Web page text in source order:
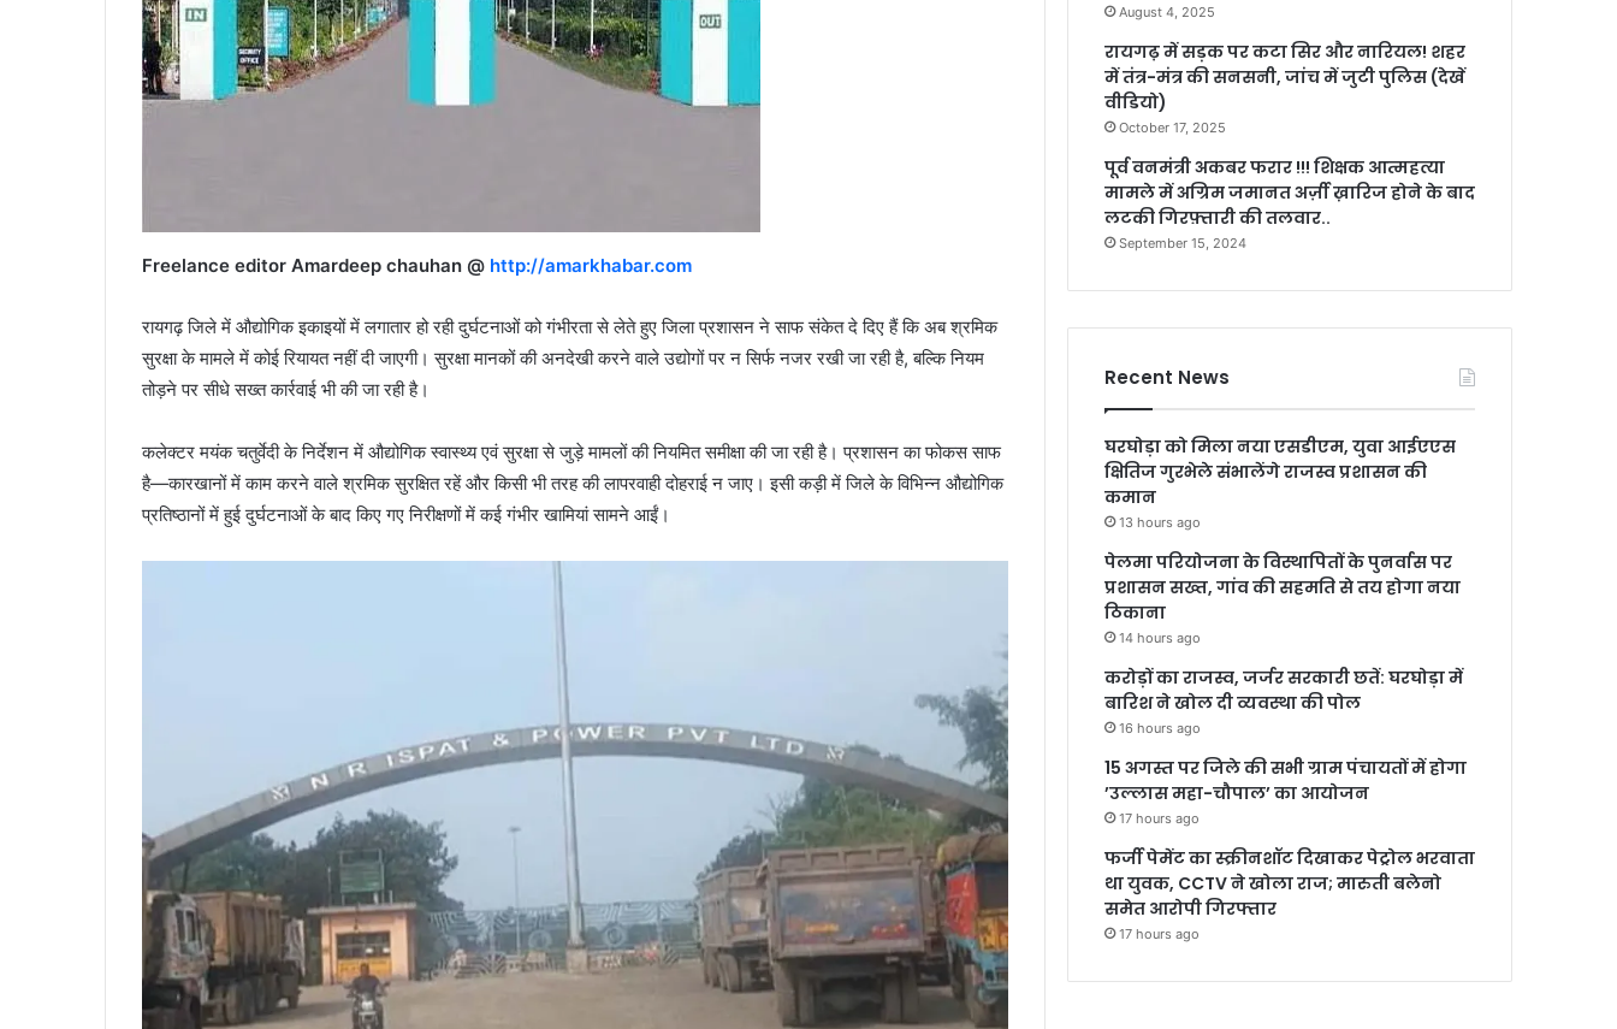
Freelance editor Amardeep chauhan @ http://amarkhabar.com
रायगढ़ जिले में औद्योगिक इकाइयों में लगातार हो रही दुर्घटनाओं को गंभीरता से लेते हुए जिला प्रशासन ने साफ संकेत दे दिए हैं कि अब श्रमिक
सुरक्षा के मामले में कोई रियायत नहीं दी जाएगी। सुरक्षा मानकों की अनदेखी करने वाले उद्योगों पर न सिर्फ नजर रखी जा रही है, बल्कि नियम
तोड़ने पर सीधे सख्त कार्रवाई भी की जा रही है।
कलेक्टर मयंक चतुर्वेदी के निर्देशन में औद्योगिक स्वास्थ्य एवं सुरक्षा से जुड़े मामलों की नियमित समीक्षा की जा रही है। प्रशासन का फोकस साफ
है—कारखानों में काम करने वाले श्रमिक सुरक्षित रहें और किसी भी तरह की लापरवाही दोहराई न जाए। इसी कड़ी में जिले के विभिन्न औद्योगिक
प्रतिष्ठानों में हुई दुर्घटनाओं के बाद किए गए निरीक्षणों में कई गंभीर खामियां सामने आईं।
August 4, 2025
रायगढ़ में सड़क पर कटा सिर और नारियल! शहर
में तंत्र-मंत्र की सनसनी, जांच में जुटी पुलिस (देखें
वीडियो)
October 17, 2025
पूर्व वनमंत्री अकबर फरार !!! शिक्षक आत्महत्या
मामले में अग्रिम जमानत अर्ज़ी ख़ारिज होने के बाद
लटकी गिरफ़्तारी की तलवार..
September 15, 2024
Recent News
घरघोड़ा को मिला नया एसडीएम, युवा आईएएस
क्षितिज गुरभेले संभालेंगे राजस्व प्रशासन की
कमान
13 hours ago
पेलमा परियोजना के विस्थापितों के पुनर्वास पर
प्रशासन सख्त, गांव की सहमति से तय होगा नया
ठिकाना
14 hours ago
करोड़ों का राजस्व, जर्जर सरकारी छतें: घरघोड़ा में
बारिश ने खोल दी व्यवस्था की पोल
16 hours ago
15 अगस्त पर जिले की सभी ग्राम पंचायतों में होगा
’उल्लास महा-चौपाल’ का आयोजन
17 hours ago
फर्जी पेमेंट का स्क्रीनशॉट दिखाकर पेट्रोल भरवाता
था युवक, CCTV ने खोला राज; मारुती बलेनो
समेत आरोपी गिरफ्तार
17 hours ago